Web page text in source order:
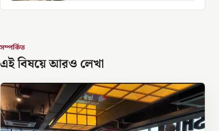
সম্পর্কিত
এই বিষয়ে আরও লেখা